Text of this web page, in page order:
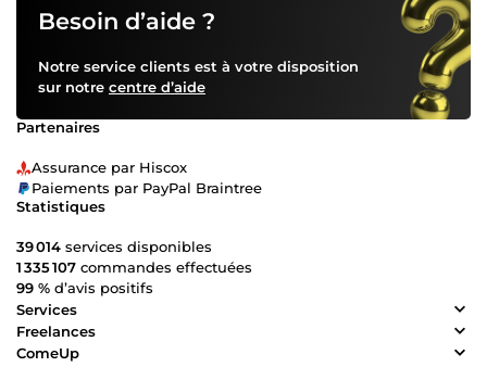
Besoin d’aide ?
Notre service clients est à votre disposition
sur notre centre d’aide
Partenaires
Assurance par Hiscox
Paiements par PayPal Braintree
Statistiques
39 014 services disponibles
1 335 107 commandes effectuées
99 % d’avis positifs
Services
Freelances
ComeUp